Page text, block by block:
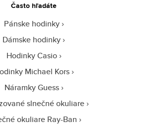
Často hľadáte
Pánske hodinky
Dámske hodinky
Hodinky Casio
Michael Kors
Náramky Guess
slnečné okuliare
okuliare Ray-Ban